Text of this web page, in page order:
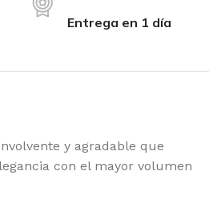
Entrega en 1 día
y agradable que
con el mayor volumen